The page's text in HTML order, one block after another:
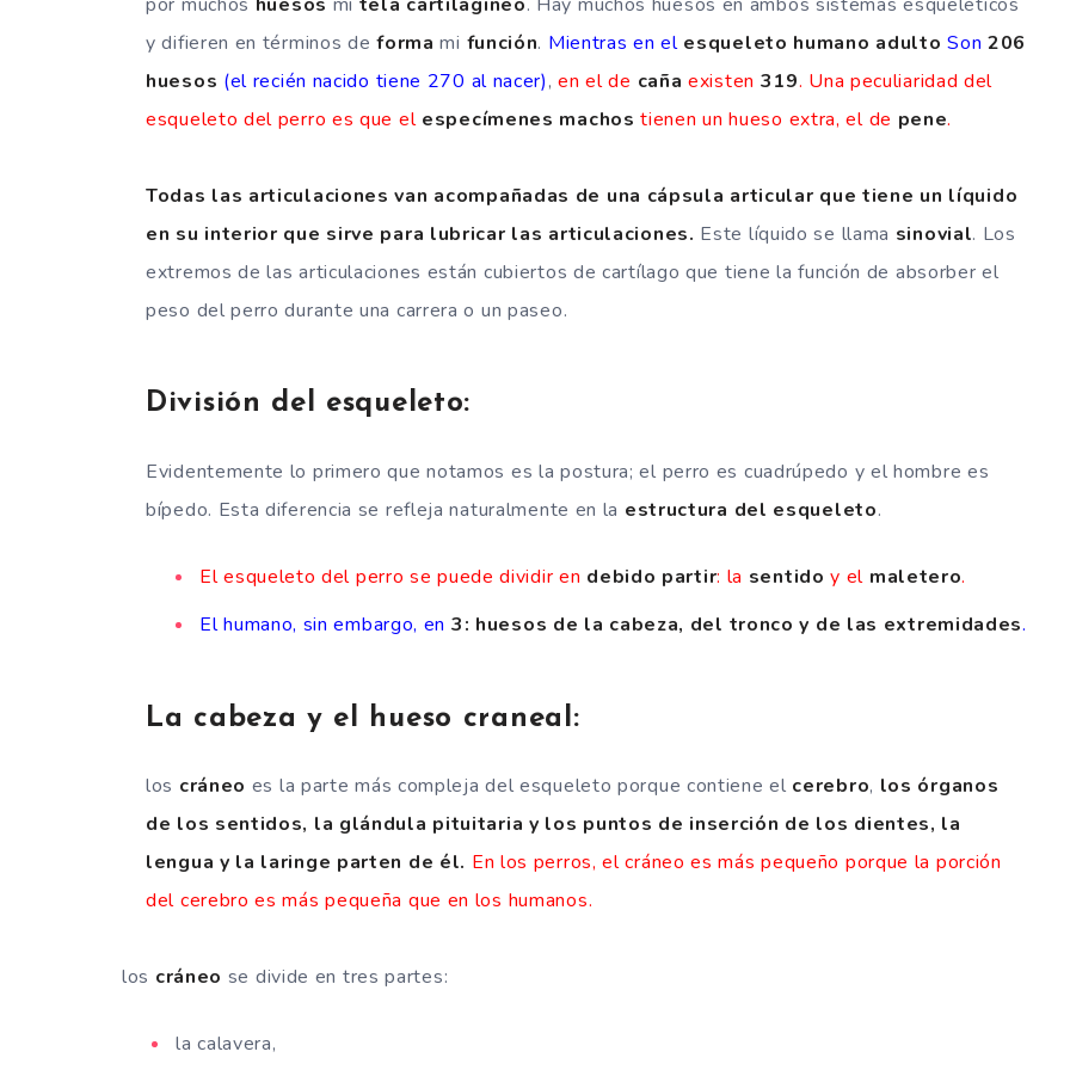
y difieren en términos deforma mi función. Mientras en el esqueleto humano adulto Son 206
huesos (el recién nacido tiene 270 al nacer),en el de caña existen 319. Una peculiaridad del
esqueleto del perro es que el especímenes machos tienen un hueso extra, el de pene.
Todas las articulaciones van acompañadas de una cápsula articular que tiene un líquido
en su interior que sirve para lubricar las articulaciones. Este líquido se llama sinovial. Los
extremos de las articulaciones están cubiertos de cartílago que tiene la función de absorber el
peso del perro durante una carrera o un paseo.
División del esqueleto:
Evidentemente lo primero que notamos es la postura; el perro es cuadrúpedo y el hombre es
bípedo. Esta diferencia se refleja naturalmente en la estructura del esqueleto.
El esqueleto del perro se puede dividir en debido partir: la sentido y el maletero.
El humano, sin embargo, en 3: huesos de la cabeza, del tronco y de las extremidades.
La cabeza y el hueso craneal:
los cráneo es la parte más compleja del esqueleto porque contiene el cerebro, los órganos
de los sentidos, la glándula pituitaria y los puntos de inserción de los dientes, la
lengua y la laringe parten de él. En los perros, el cráneo es más pequeño porque la porción
del cerebro es más pequeña que en los humanos.
los cráneo se divide en tres partes:
la calavera,